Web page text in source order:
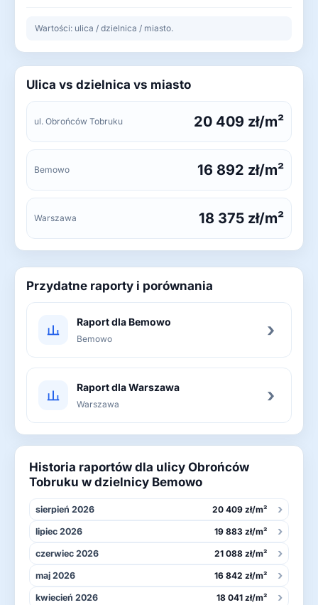
Wartości: ulica / dzielnica / miasto.
Ulica vs dzielnica vs miasto
ul. Obrońców Tobruku 20 409 zł/m²
Bemowo 16 892 zł/m²
Warszawa 18 375 zł/m²
Przydatne raporty i porównania
Raport dla Bemowo
Bemowo ›
Raport dla Warszawa
Warszawa ›
Historia raportów dla ulicy Obrońców
Tobruku w dzielnicy Bemowo
sierpień 2026 20 409 zł/m² ›
lipiec 2026 19 883 zł/m² ›
czerwiec 2026 21 088 zł/m² ›
maj 2026 16 842 zł/m² ›
kwiecień 2026 18 041 zł/m² ›